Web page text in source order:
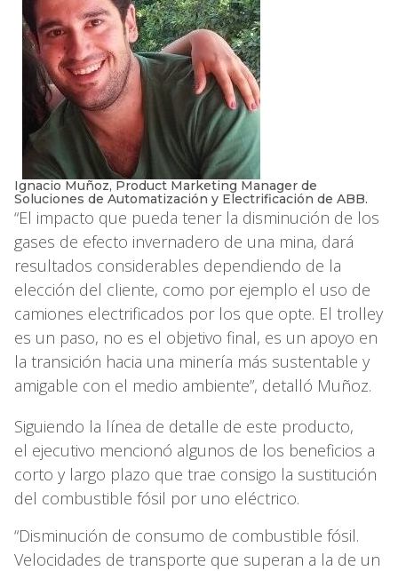
Ignacio Muñoz, Product Marketing Manager de
Soluciones de Automatización y Electrificación de ABB.
“El impacto que pueda tener la disminución de los
gases de efecto invernadero de una mina, dará
resultados considerables dependiendo de la
elección del cliente, como por ejemplo el uso de
camiones electrificados por los que opte. El trolley
es un paso, no es el objetivo final, es un apoyo en
la transición hacia una minería más sustentable y
amigable con el medio ambiente”, detalló Muñoz.
Siguiendo la línea de detalle de este producto,
el ejecutivo mencionó algunos de los beneficios a
corto y largo plazo que trae consigo la sustitución
del combustible fósil por uno eléctrico.
“Disminución de consumo de combustible fósil.
Velocidades de transporte que superan a la de un